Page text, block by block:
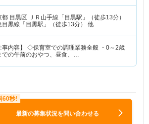
都 目黒区 ＪＲ山手線「目黒駅」（徒歩13分）
目黒線「目黒駅」（徒歩13分） 他
事内容】 ◇保育室での調理業務全般 ・0～2歳
での午前のおやつ、昼食、…
最新の募集状況を問い合わせる